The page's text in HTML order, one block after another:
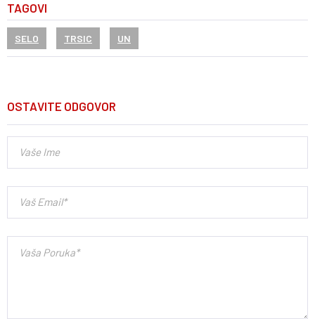
TAGOVI
SELO TRSIC UN
OSTAVITE ODGOVOR